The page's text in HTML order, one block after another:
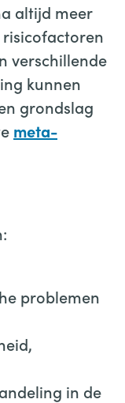
altijd meer
risicofactoren
verschillende
kunnen
grondslag
meta-
problemen
in de